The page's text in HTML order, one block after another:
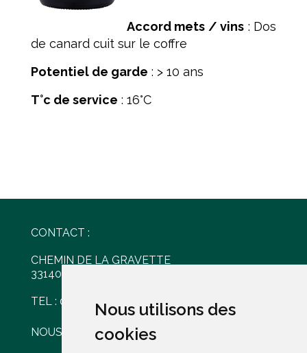
Nous utilisons des
cookies
Nous utilisons des
cookies
Accord mets / vins : Dos
de canard cuit sur le coffre
Potentiel de garde : > 10 ans
T°c de service : 16°C
CONTACT :
CHEMIN DE LA GRAVETTE
33140 VILLENAVE D'ORNON
TEL : 05 56 30 77 61
NOUS ÉCRIRE